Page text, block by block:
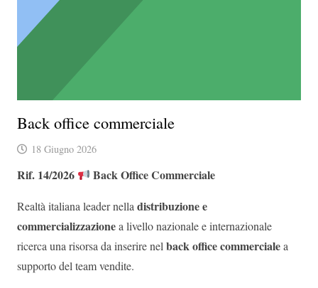
Back office commerciale
18 Giugno 2026
Rif. 14/2026 Back Office Commerciale
Realtà italiana leader nella distribuzione e
commercializzazionea livello nazionale e internazionale
ricerca una risorsa da inserire nel back office commercialea
supporto del team vendite.